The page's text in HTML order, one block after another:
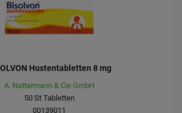
GASTRICUMEEL Tabletten
Biologische Heilmittel Heel GmbH
250 St Tabletten
00407641